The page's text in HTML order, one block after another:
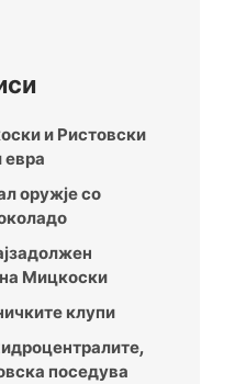
и Ристовски
евра
оружје со
Мицкоски
клупи
поседува